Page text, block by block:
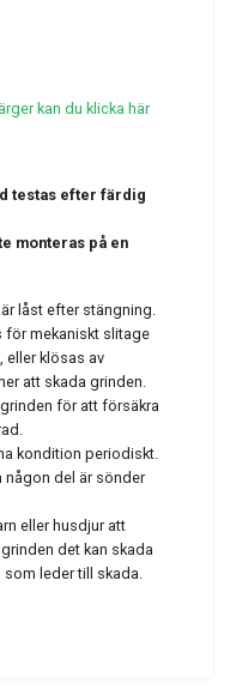
kan du klicka här
testas efter färdig
monteras på en
låst efter stängning.
för mekaniskt slitage
eller klösas av
att skada grinden.
för att försäkra
kondition periodiskt.
någon del är sönder
eller husdjur att
det kan skada
leder till skada.